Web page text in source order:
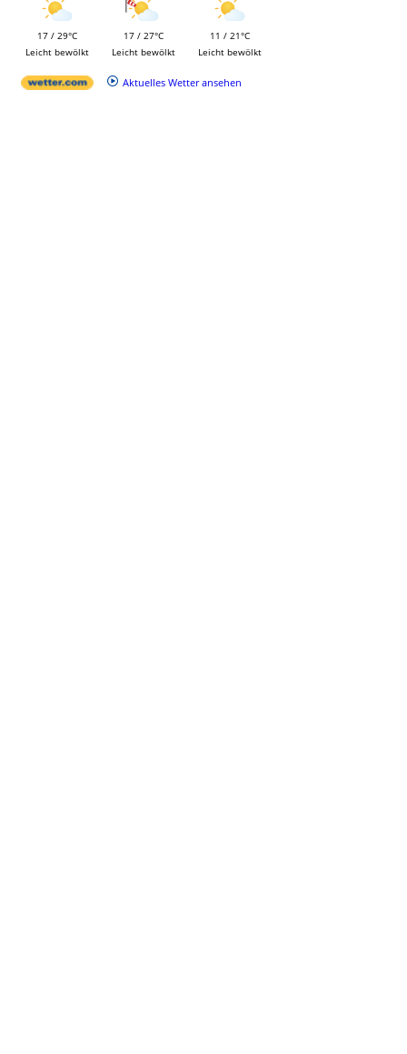
17 / 29°C
Leicht bewölkt
17 / 27°C
Leicht bewölkt
11 / 21°C
Leicht bewölkt
Aktuelles Wetter ansehen